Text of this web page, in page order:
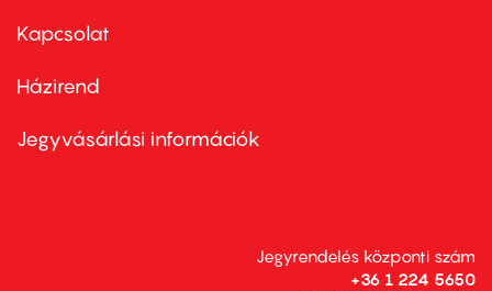
firstKapcsolat
Footer
second
Házirend
Jegyvásárlási információk
Jegyrendelés központi szám
+36 1 224 5650